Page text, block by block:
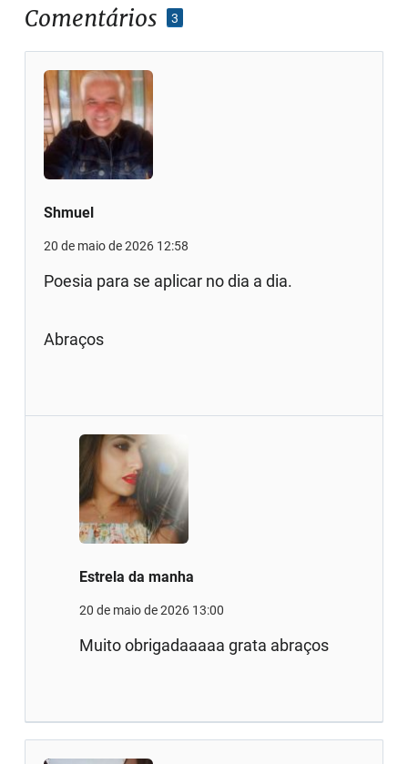
Comentários 3
Shmuel
20 de maio de 2026 12:58
Poesia para se aplicar no dia a dia.
Abraços
Estrela da manha
20 de maio de 2026 13:00
Muito obrigadaaaaa grata abraços